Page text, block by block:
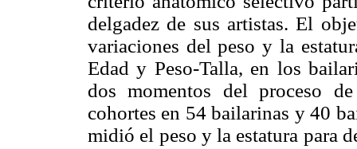
delgadez de sus artistas. El
variaciones del peso y la
Edad y Peso-Talla, en los
dos momentos del proceso
cohortes en 54 bailarinas y 40
midió el peso y la estatura para